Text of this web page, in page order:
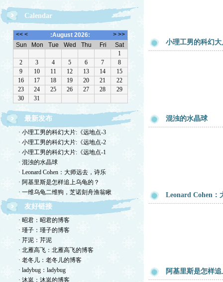
Calendar
最新发布
· 小理工男的科幻大片:《远地点-3
· 小理工男的科幻大片:《远地点-2
· 小理工男的科幻大片:《远地点-1
· 混浊的水晶球
· Leonard Cohen：大师远去，诗乐
· 阿基里斯是怎样追上乌龟的？
· 一维乌龟二维狗，芝诺刻舟渔翁瞅
友好链接
· 昭君：昭君的博客
· 瑾子：瑾子的博客
· 芹泥：芹泥
· 北雁高飞：北雁高飞的博客
· 老冬儿：老冬儿的博客
· ladybug：ladybug
· 沐岚：沐岚的博客
小理工男的科幻
混浊的水晶球
Leonard Cohen：
阿基里斯是怎样